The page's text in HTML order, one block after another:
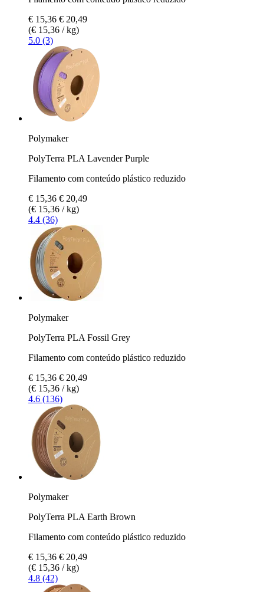
€ 15,36 € 20,49
(€ 15,36 / kg)
5.0 (3)
Polymaker
PolyTerra PLA Lavender Purple
Filamento com conteúdo plástico reduzido
€ 15,36 € 20,49
(€ 15,36 / kg)
4.4 (36)
Polymaker
PolyTerra PLA Fossil Grey
Filamento com conteúdo plástico reduzido
€ 15,36 € 20,49
(€ 15,36 / kg)
4.6 (136)
Polymaker
PolyTerra PLA Earth Brown
Filamento com conteúdo plástico reduzido
€ 15,36 € 20,49
(€ 15,36 / kg)
4.8 (42)